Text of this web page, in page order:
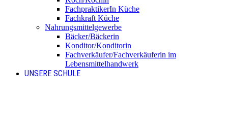
FachpraktikerIn Küche
Fachkraft Küche
Nahrungsmittelgewerbe
Bäcker/Bäckerin
Konditor/Konditorin
Fachverkäufer/Fachverkäuferin im
Lebensmittelhandwerk
UNSERE SCHULE